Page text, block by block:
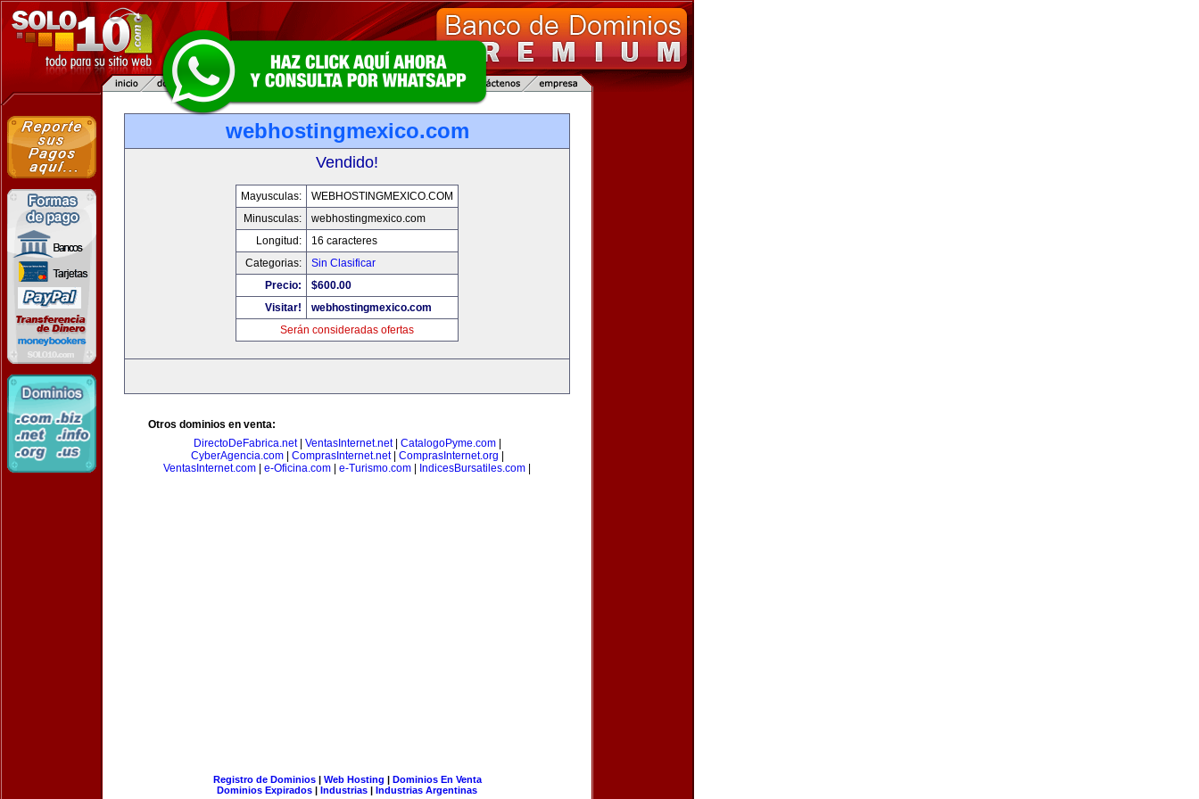
webhostingmexico.com
Vendido!
Mayusculas:
WEBHOSTINGMEXICO.COM
Minusculas:
webhostingmexico.com
Longitud:
16 caracteres
Categorias:
Sin Clasificar
Precio:
$600.00
Visitar!
webhostingmexico.com
Serán consideradas ofertas
Otros dominios en venta:
DirectoDeFabrica.net| VentasInternet.net| CatalogoPyme.com|
CyberAgencia.com| ComprasInternet.net| ComprasInternet.org
VentasInternet.com
e-Oficina.com e-Turismo.com IndicesBursatiles.com
Registro de Dominios| Web Hosting | Dominios En Venta
Dominios Expirados | Industrias | Industrias Argentinas